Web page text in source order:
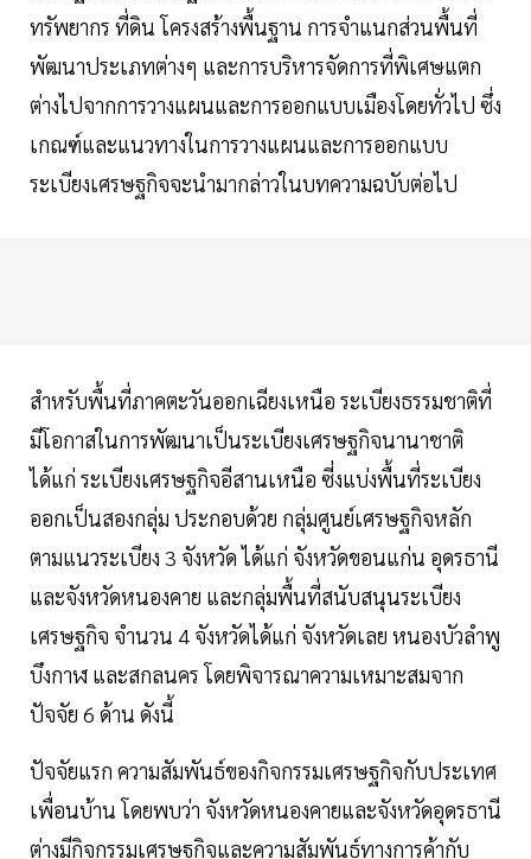
ทรัพยากร ที่ดิน โครงสร้างพื้นฐาน การจำแนกส่วนพื้นที่
พัฒนาประเภทต่างๆ และการบริหารจัดการที่พิเศษแตก
ต่างไปจากการวางแผนและการออกแบบเมืองโดยทั่วไป ซึ่ง
เกณฑ์และแนวทางในการวางแผนและการออกแบบ
ระเบียงเศรษฐกิจจะนำมากล่าวในบทความฉบับต่อไป
สำหรับพื้นที่ภาคตะวันออกเฉียงเหนือ ระเบียงธรรมชาติที่
มีโอกาสในการพัฒนาเป็นระเบียงเศรษฐกิจนานาชาติ
ได้แก่ ระเบียงเศรษฐกิจอีสานเหนือ ซี่งแบ่งพื้นที่ระเบียง
ออกเป็นสองกลุ่ม ประกอบด้วย กลุ่มศูนย์เศรษฐกิจหลัก
ตามแนวระเบียง 3 จังหวัด ได้แก่ จังหวัดขอนแก่น อุดรธานี
และจังหวัดหนองคาย และกลุ่มพื้นที่สนับสนุนระเบียง
เศรษฐกิจ จำนวน 4 จังหวัดได้แก่ จังหวัดเลย หนองบัวลำพู
บึงกาฬ และสกลนคร โดยพิจารณาความเหมาะสมจาก
ปัจจัย 6 ด้าน ดังนี้
ปัจจัยแรก ความสัมพันธ์ของกิจกรรมเศรษฐกิจกับประเทศ
เพื่อนบ้าน โดยพบว่า จังหวัดหนองคายและจังหวัดอุดรธานี
ต่างมีกิจกรรมเศรษฐกิจและความสัมพันธ์ทางการค้ากับ